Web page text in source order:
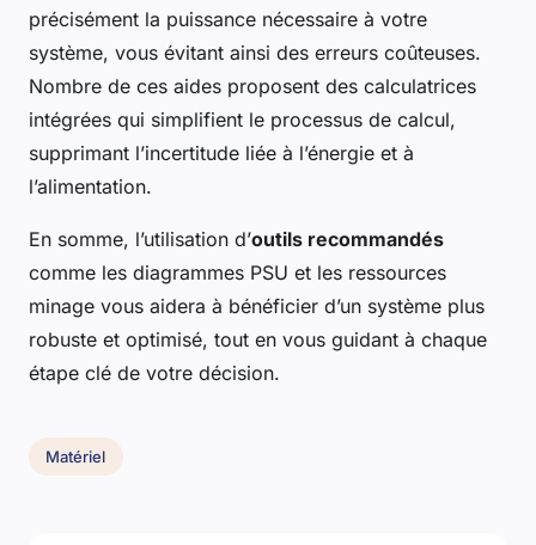
précisément la puissance nécessaire à votre
système, vous évitant ainsi des erreurs coûteuses.
Nombre de ces aides proposent des calculatrices
intégrées qui simplifient le processus de calcul,
supprimant l’incertitude liée à l’énergie et à
l’alimentation.
En somme, l’utilisation d’outils recommandés
comme les diagrammes PSU et les ressources
minage vous aidera à bénéficier d’un système plus
robuste et optimisé, tout en vous guidant à chaque
étape clé de votre décision.
Matériel